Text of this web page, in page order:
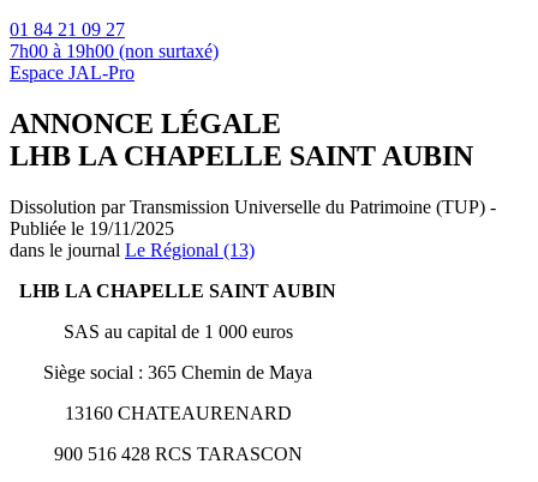
01 84 21 09 27
7h00 à 19h00 (non surtaxé)
Espace JAL-Pro
ANNONCE LÉGALE
LHB LA CHAPELLE SAINT AUBIN
Dissolution par Transmission Universelle du Patrimoine (TUP) -
Publiée le 19/11/2025
dans le journal Le Régional (13)
LHB LA CHAPELLE SAINT AUBIN
SAS au capital de 1 000 euros
Siège social : 365 Chemin de Maya
13160 CHATEAURENARD
900 516 428 RCS TARASCON